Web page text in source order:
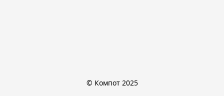
© Компот 2025